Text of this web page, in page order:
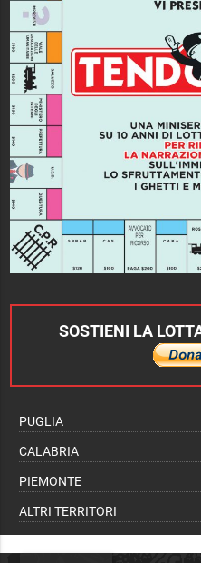
SOSTIENI LA
PUGLIA
CALABRIA
PIEMONTE
ALTRI TERRITORI